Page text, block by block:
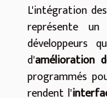
L'intégration
représente
développeurs
d'amélioration
programmés
rendent l'